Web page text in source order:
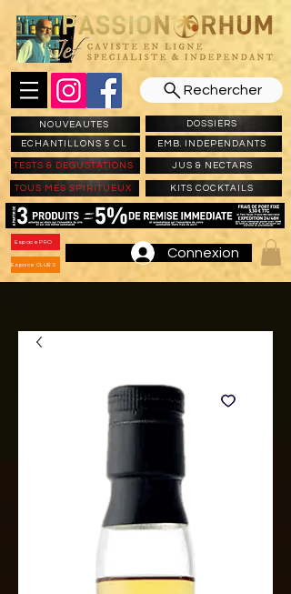
Rechercher
NOUVEAUTES
ECHANTILLONS 5 CL
DOSSIERS
EMB. INDEPENDANTS
TESTS & DEGUSTATIONS JUS & NECTARS
TOUS MES SPIRITUEUX KITS COCKTAILS
Espace PRO
Espace CLUBS
Connexion